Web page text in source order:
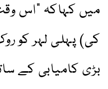
میں کہاکہ "اس
کی) پہلی لہر کو
بڑی کامیابی کے